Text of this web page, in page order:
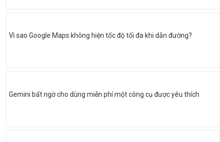
Vì sao Google Maps không hiện tốc độ tối đa khi dẫn đường?
Gemini bất ngờ cho dùng miễn phí một công cụ được yêu thích